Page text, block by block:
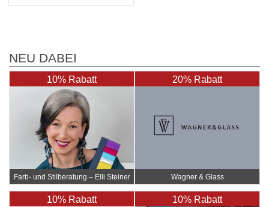
NEU DABEI
10% Rabatt
Farb- und Stilberatung – Elli Steiner
20% Rabatt
Wagner & Glass
10% Rabatt 10% Rabatt